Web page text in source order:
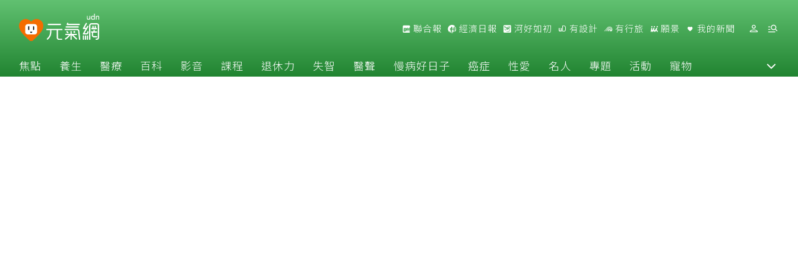
聯合報 經濟日報 河好如初 有設計 有行旅 願景 我的新聞
焦點 養生 醫療 百科 影音 課程 退休力 失智 醫聲 慢病好日子 癌症 性愛 名人 專題 活動 寵物